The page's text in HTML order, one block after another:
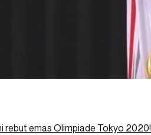
rebut emas Olimpiade Tokyo 2020!